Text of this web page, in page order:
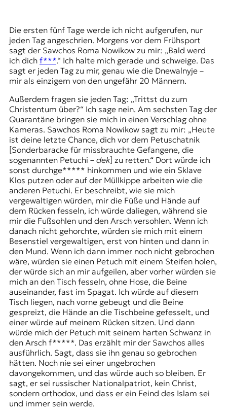
Die ersten fünf Tage werde ich nicht aufgerufen, nur
jeden Tag angeschrien. Morgens vor dem Frühsport
sagt der Sawchos Roma Nowikow zu mir: „Bald werd
ich dich f***.“ Ich halte mich gerade und schweige. Das
sagt er jeden Tag zu mir, genau wie die Dnewalnyje –
mir als einzigem von den ungefähr 20 Männern.
Außerdem fragen sie jeden Tag: „Trittst du zum
Christentum über?“ Ich sage nein. Am sechsten Tag der
Quarantäne bringen sie mich in einen Verschlag ohne
Kameras. Sawchos Roma Nowikow sagt zu mir: „Heute
ist deine letzte Chance, dich vor dem Petuschatnik
[Sonderbaracke für missbrauchte Gefangene, die
sogenannten Petuchi – dek] zu retten.“ Dort würde ich
sonst durchge***** hinkommen und wie ein Sklave
Klos putzen oder auf der Müllkippe arbeiten wie die
anderen Petuchi. Er beschreibt, wie sie mich
vergewaltigen würden, mir die Füße und Hände auf
dem Rücken fesseln, ich würde daliegen, während sie
mir die Fußsohlen und den Arsch versohlen. Wenn ich
danach nicht gehorchte, würden sie mich mit einem
Besenstiel vergewaltigen, erst von hinten und dann in
den Mund. Wenn ich dann immer noch nicht gebrochen
wäre, würden sie einen Petuch mit einem Steifen holen,
der würde sich an mir aufgeilen, aber vorher würden sie
mich an den Tisch fesseln, ohne Hose, die Beine
auseinander, fast im Spagat. Ich würde auf diesem
Tisch liegen, nach vorne gebeugt und die Beine
gespreizt, die Hände an die Tischbeine gefesselt, und
einer würde auf meinem Rücken sitzen. Und dann
würde mich der Petuch mit seinem harten Schwanz in
den Arsch f*****. Das erzählt mir der Sawchos alles
ausführlich. Sagt, dass sie ihn genau so gebrochen
hätten. Noch nie sei einer ungebrochen
davongekommen, und das würde auch so bleiben. Er
sagt, er sei russischer Nationalpatriot, kein Christ,
sondern orthodox, und dass er ein Feind des Islam sei
und immer sein werde.